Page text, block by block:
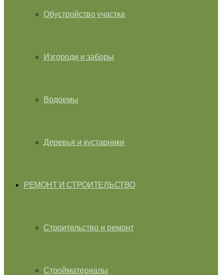
Обустройство участка
Изгороди и заборы
Водоемы
Деревья и кустарники
РЕМОНТ И СТРОИТЕЛЬСТВО
Строительство и ремонт
Стройматериалы